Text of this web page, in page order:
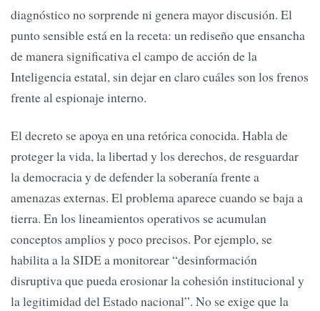
diagnóstico no sorprende ni genera mayor discusión. El
punto sensible está en la receta: un rediseño que ensancha
de manera significativa el campo de acción de la
Inteligencia estatal, sin dejar en claro cuáles son los frenos
frente al espionaje interno.
El decreto se apoya en una retórica conocida. Habla de
proteger la vida, la libertad y los derechos, de resguardar
la democracia y de defender la soberanía frente a
amenazas externas. El problema aparece cuando se baja a
tierra. En los lineamientos operativos se acumulan
conceptos amplios y poco precisos. Por ejemplo, se
habilita a la SIDE a monitorear “desinformación
disruptiva que pueda erosionar la cohesión institucional y
la legitimidad del Estado nacional”. No se exige que la